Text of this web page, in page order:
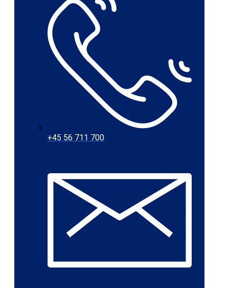
+45 56 711 700